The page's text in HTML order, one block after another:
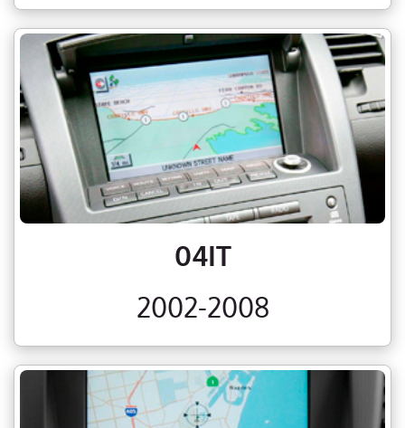
04IT
2002-2008